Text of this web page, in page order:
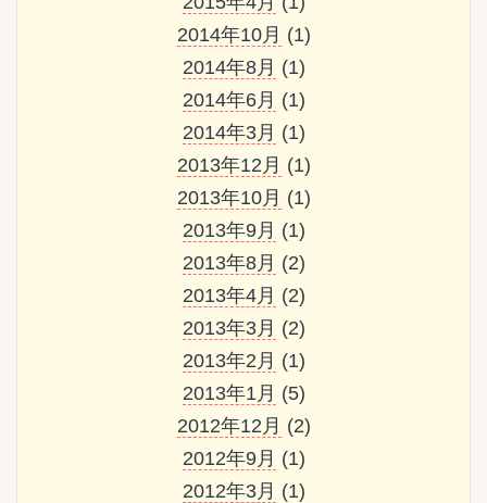
2014年10月 (1)
2014年8月 (1)
2014年6月 (1)
2014年3月 (1)
2013年12月 (1)
2013年10月 (1)
2013年9月 (1)
2013年8月 (2)
2013年4月 (2)
2013年3月 (2)
2013年2月 (1)
2013年1月 (5)
2012年12月 (2)
2012年9月 (1)
2012年3月 (1)